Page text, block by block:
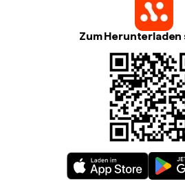
Zum Herunterladen